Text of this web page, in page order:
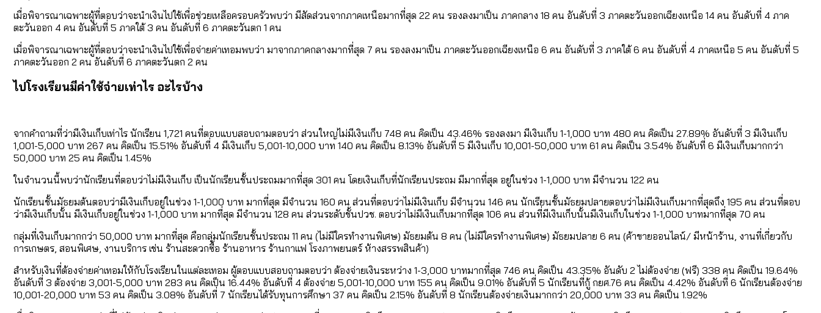
เมื่อพิจารณาเฉพาะผู้ที่ตอบว่าจะนำเงินไปใช้เพื่อช่วยเหลือครอบครัวพบว่า มีสัดส่วนจากภาคเหนือมากที่สุด 22 คน รองลงมาเป็น ภาคกลาง 18 คน อันดับที่ 3 ภาคตะวันออกเฉียงเหนือ 14 คน อันดับที่ 4 ภาค
ตะวันออก 4 คน อันดับที่ 5 ภาคใต้ 3 คน อันดับที่ 6 ภาคตะวันตก 1 คน
เมื่อพิจารณาเฉพาะผู้ที่ตอบว่าจะนำเงินไปใช้เพื่อจ่ายค่าเทอมพบว่า มาจากภาคกลางมากที่สุด 7 คน รองลงมาเป็น ภาคตะวันออกเฉียงเหนือ 6 คน อันดับที่ 3 ภาคใต้ 6 คน อันดับที่ 4 ภาคเหนือ 5 คน อันดับที่ 5
ภาคตะวันออก 2 คน อันดับที่ 6 ภาคตะวันตก 2 คน
ไปโรงเรียนมีค่าใช้จ่ายเท่าไร อะไรบ้าง
จากคำถามที่ว่ามีเงินเก็บเท่าไร นักเรียน 1,721 คนที่ตอบแบบสอบถามตอบว่า ส่วนใหญ่ไม่มีเงินเก็บ 748 คน คิดเป็น 43.46% รองลงมา มีเงินเก็บ 1-1,000 บาท 480 คน คิดเป็น 27.89% อันดับที่ 3 มีเงินเก็บ
1,001-5,000 บาท 267 คน คิดเป็น 15.51% อันดับที่ 4 มีเงินเก็บ 5,001-10,000 บาท 140 คน คิดเป็น 8.13% อันดับที่ 5 มีเงินเก็บ 10,001-50,000 บาท 61 คน คิดเป็น 3.54% อันดับที่ 6 มีเงินเก็บมากกว่า
50,000 บาท 25 คน คิดเป็น 1.45%
ในจำนวนนี้พบว่านักเรียนที่ตอบว่าไม่มีเงินเก็บ เป็นนักเรียนชั้นประถมมากที่สุด 301 คน โดยเงินเก็บที่นักเรียนประถม มีมากที่สุด อยู่ในช่วง 1-1,000 บาท มีจำนวน 122 คน
นักเรียนชั้นมัธยมต้นตอบว่ามีเงินเก็บอยู่ในช่วง 1-1,000 บาท มากที่สุด มีจำนวน 160 คน ส่วนที่ตอบว่าไม่มีเงินเก็บ มีจำนวน 146 คน นักเรียนชั้นมัธยมปลายตอบว่าไม่มีเงินเก็บมากที่สุดถึง 195 คน ส่วนที่ตอบ
ว่ามีเงินเก็บนั้น มีเงินเก็บอยู่ในช่วง 1-1,000 บาท มากที่สุด มีจำนวน 128 คน ส่วนระดับชั้นปวช. ตอบว่าไม่มีเงินเก็บมากที่สุด 106 คน ส่วนที่มีเงินเก็บนั้นมีเงินเก็บในช่วง 1-1,000 บาทมากที่สุด 70 คน
กลุ่มที่เงินเก็บมากกว่า 50,000 บาท มากที่สุด คือกลุ่มนักเรียนชั้นประถม 11 คน (ไม่มีใครทำงานพิเศษ) มัธยมต้น 8 คน (ไม่มีใครทำงานพิเศษ) มัธยมปลาย 6 คน (ค้าขายออนไลน์/ มีหน้าร้าน, งานที่เกี่ยวกับ
การเกษตร, สอนพิเศษ, งานบริการ เช่น ร้านสะดวกซื้อ ร้านอาหาร ร้านกาแฟ โรงภาพยนตร์ ห้างสรรพสินค้า)
สำหรับเงินที่ต้องจ่ายค่าเทอมให้กับโรงเรียนในแต่ละเทอม ผู้ตอบแบบสอบถามตอบว่า ต้องจ่ายเงินระหว่าง 1-3,000 บาทมากที่สุด 746 คน คิดเป็น 43.35% อันดับ 2 ไม่ต้องจ่าย (ฟรี) 338 คน คิดเป็น 19.64%
อันดับที่ 3 ต้องจ่าย 3,001-5,000 บาท 283 คน คิดเป็น 16.44% อันดับที่ 4 ต้องจ่าย 5,001-10,000 บาท 155 คน คิดเป็น 9.01% อันดับที่ 5 นักเรียนที่กู้ กยศ.76 คน คิดเป็น 4.42% อันดับที่ 6 นักเรียนต้องจ่าย
10,001-20,000 บาท 53 คน คิดเป็น 3.08% อันดับที่ 7 นักเรียนได้รับทุนการศึกษา 37 คน คิดเป็น 2.15% อันดับที่ 8 นักเรียนต้องจ่ายเงินมากกว่า 20,000 บาท 33 คน คิดเป็น 1.92%